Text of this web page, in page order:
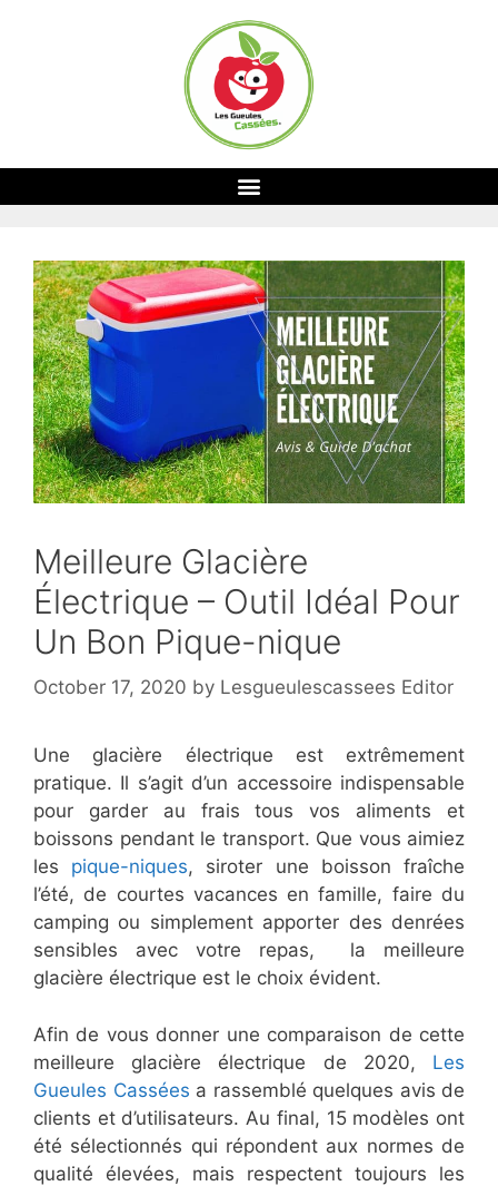
Meilleure Glacière
Électrique – Outil Idéal Pour
Un Bon Pique-nique
October 17, 2020 by Lesgueulescassees Editor
Une glacière électrique est extrêmement
pratique. Il s’agit d’un accessoire indispensable
pour garder au frais tous vos aliments et
boissons pendant le transport. Que vous aimiez
les pique-niques, siroter une boisson fraîche
l’été, de courtes vacances en famille, faire du
camping ou simplement apporter des denrées
sensibles avec votre repas, la meilleure
glacière électrique est le choix évident.
Afin de vous donner une comparaison de cette
meilleure glacière électrique de 2020, Les
Gueules Cassées a rassemblé quelques avis de
clients et d’utilisateurs. Au final, 15 modèles ont
été sélectionnés qui répondent aux normes de
qualité élevées, mais respectent toujours les